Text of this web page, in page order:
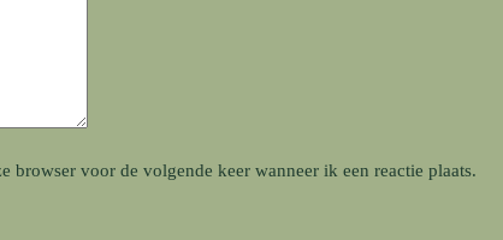
browser voor de volgende keer wanneer ik een reactie plaats.